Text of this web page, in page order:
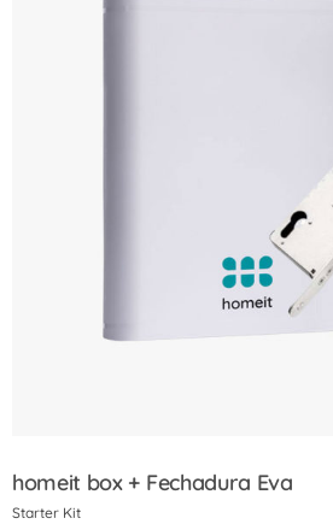
homeit box + Fechadura Eva
Starter Kit